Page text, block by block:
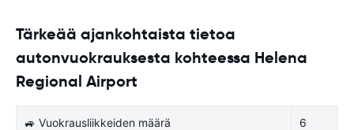
Tärkeää ajankohtaista tietoa
autonvuokrauksesta kohteessa Helena
Regional Airport
🚙 Vuokrausliikkeiden määrä 6